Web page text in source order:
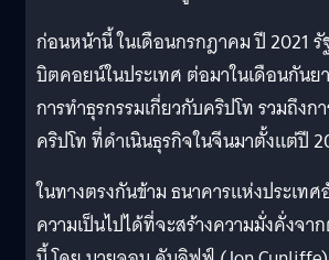
ก่อนหน้านี้ ในเดือนกรกฎาคม ปี 2021
บิตคอยน์ในประเทศ ต่อมาในเดือนกันย
การทำธุรกรรมเกี่ยวกับคริปโท รวมถึง
คริปโท ที่ดำเนินธุรกิจในจีนมาตั้งแต่ปี
ในทางตรงกันข้าม ธนาคารแห่งประเทศ
ความเป็นไปได้ที่จะสร้างความมั่งคั่งจา